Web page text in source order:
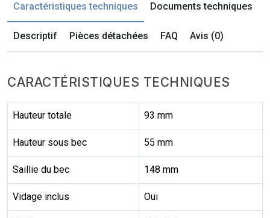
Caractéristiques techniques Documents techniques
Descriptif Pièces détachées FAQ Avis (0)
CARACTÉRISTIQUES TECHNIQUES
Hauteur totale 93 mm
Hauteur sous bec 55 mm
Saillie du bec 148 mm
Vidage inclus Oui